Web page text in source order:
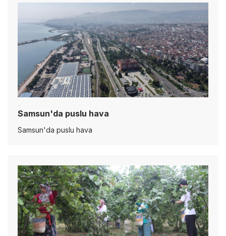
Samsun'da puslu hava
Samsun'da puslu hava